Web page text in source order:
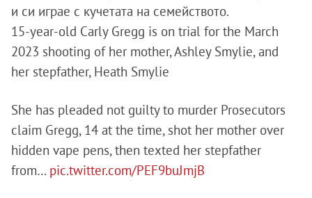
и си играе с кучетата на семейството.
15-year-old Carly Gregg is on trial for the March
2023 shooting of her mother, Ashley Smylie, and
her stepfather, Heath Smylie
She has pleaded not guilty to murder Prosecutors
claim Gregg, 14 at the time, shot her mother over
hidden vape pens, then texted her stepfather
from… pic.twitter.com/PEF9buJmjB